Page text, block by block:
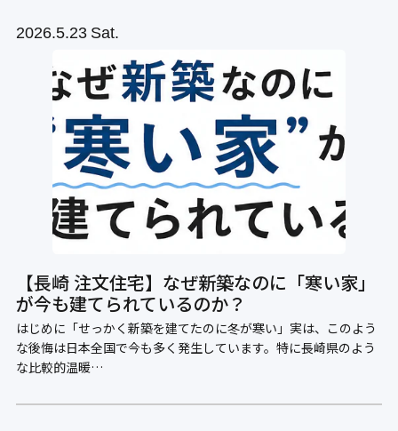
2026 5.23 Sat.
【長崎 注文住宅】なぜ新築なのに「寒い家」
が今も建てられているのか？
はじめに「せっかく新築を建てたのに冬が寒い」実は、このよう
な後悔は日本全国で今も多く発生しています。特に長崎県のよう
な比較的温暖…